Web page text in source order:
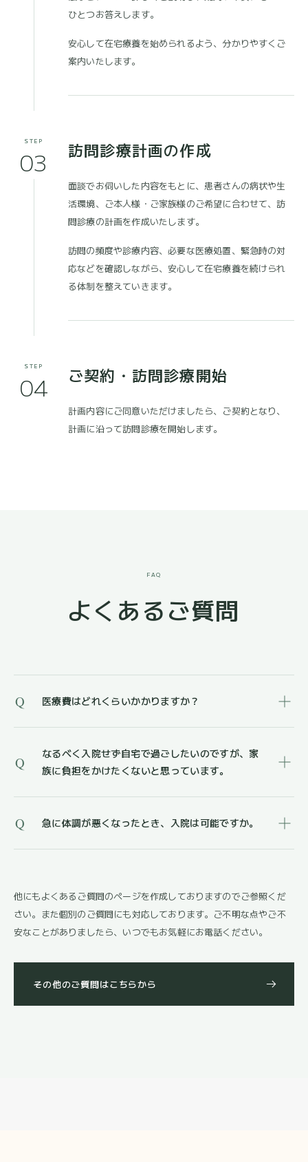
ひとつお答えします。
安心して在宅療養を始められるよう、分かりやすくご
案内いたします。
STEP
03 訪問診療計画の作成
面談でお伺いした内容をもとに、患者さんの病状や生
活環境、ご本人様・ご家族様のご希望に合わせて、訪
問診療の計画を作成いたします。
訪問の頻度や診療内容、必要な医療処置、緊急時の対
応などを確認しながら、安心して在宅療養を続けられ
る体制を整えていきます。
STEP
04 ご契約・訪問診療開始
計画内容にご同意いただけましたら、ご契約となり、
計画に沿って訪問診療を開始します。
FAQ
よくあるご質問
Q 医療費はどれくらいかかりますか？
Q
なるべく入院せず自宅で過ごしたいのですが、家
族に負担をかけたくないと思っています。
Q 急に体調が悪くなったとき、入院は可能ですか。
他にもよくあるご質問のページを作成しておりますのでご参照くだ
さい。また個別のご質問にも対応しております。ご不明な点やご不
安なことがありましたら、いつでもお気軽にお電話ください。
その他のご質問はこちらから